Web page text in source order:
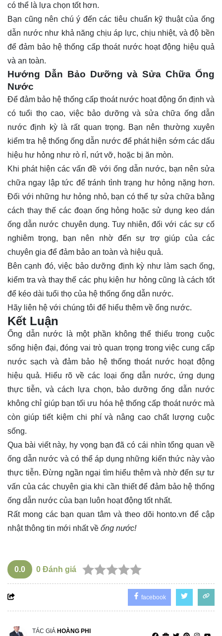
có thể là lựa chọn tốt hơn.
Bạn cũng nên chú ý đến các tiêu chuẩn kỹ thuật của ống
dẫn nước như khả năng chịu áp lực, chịu nhiệt, và độ bền
để đảm bảo hệ thống cấp thoát nước hoạt động hiệu quả
và an toàn.
Hướng Dẫn Bảo Dưỡng và Sửa Chữa Ống
Nước
Để đảm bảo hệ thống cấp thoát nước hoạt động ổn định và
có tuổi thọ cao, việc bảo dưỡng và sửa chữa ống dẫn
nước định kỳ là rất quan trọng. Bạn nên thường xuyên
kiểm tra hệ thống ống dẫn nước để phát hiện sớm các dấu
hiệu hư hỏng như rò rỉ, nứt vỡ, hoặc bị ăn mòn.
Khi phát hiện các vấn đề với ống dẫn nước, bạn nên sửa
chữa ngay lập tức để tránh tình trạng hư hỏng nặng hơn.
Đối với những hư hỏng nhỏ, bạn có thể tự sửa chữa bằng
cách thay thế các đoạn ống hỏng hoặc sử dụng keo dán
ống dẫn nước chuyên dụng. Tuy nhiên, đối với các sự cố
nghiêm trọng, bạn nên nhờ đến sự trợ giúp của các
chuyên gia để đảm bảo an toàn và hiệu quả.
Bên cạnh đó, việc bảo dưỡng định kỳ như làm sạch ống,
kiểm tra và thay thế các phụ kiện hư hỏng cũng là cách tốt
để kéo dài tuổi thọ của hệ thống ống dẫn nước.
Hãy liên hệ với chúng tôi để hiểu thêm về ống nước.
Kết Luận
Ống dẫn nước là một phần không thể thiếu trong cuộc
sống hiện đại, đóng vai trò quan trọng trong việc cung cấp
nước sạch và đảm bảo hệ thống thoát nước hoạt động
hiệu quả. Hiểu rõ về các loại ống dẫn nước, ứng dụng
thực tiễn, và cách lựa chọn, bảo dưỡng ống dẫn nước
không chỉ giúp bạn tối ưu hóa hệ thống cấp thoát nước mà
còn giúp tiết kiệm chi phí và nâng cao chất lượng cuộc
sống.
Qua bài viết này, hy vọng bạn đã có cái nhìn tổng quan về
ống dẫn nước và có thể áp dụng những kiến thức này vào
thực tiễn. Đừng ngần ngại tìm hiểu thêm và nhờ đến sự tư
vấn của các chuyên gia khi cần thiết để đảm bảo hệ thống
ống dẫn nước của bạn luôn hoạt động tốt nhất.
Rất mong các bạn quan tâm và theo dõi honto.vn để cập
nhật thông tin mới nhất về ống nước!
0.0 0 Đánh giá
facebook
TÁC GIẢ HOÀNG PHI